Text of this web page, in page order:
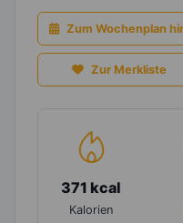
Zum Wochenplan
Zur Merkliste
371 kcal
Kalorien